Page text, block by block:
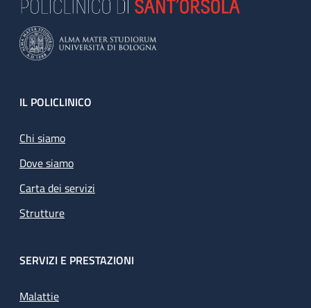
Footer
IL POLICLINICO
Chi siamo
Dove siamo
Carta dei servizi
Strutture
SERVIZI E PRESTAZIONI
Malattie